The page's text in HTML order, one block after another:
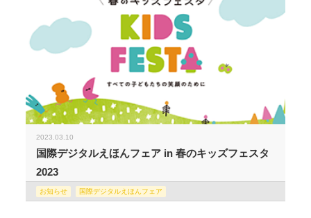
2023.03.10
国際デジタルえほんフェア in 春のキッズフェスタ
2023
お知らせ 国際デジタルえほんフェア